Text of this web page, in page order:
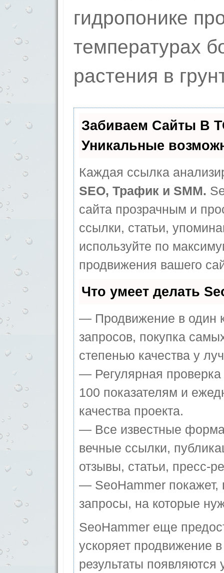
гидропонике
температурах
растения в
Забиваем Сайты В
Уникальные
Каждая ссылка
SEO, Трафик и SMM.
сайта прозрачным и
ссылки, статьи,
используйте по
продвижения вашего
Что умеет делать
— Продвижение в один
запросов, покупка
степенью качества у
— Регулярная
100 показателям и
качества проекта.
— Все известные
вечные ссылки,
отзывы, статьи, пресс-
— SeoHammer покажет,
запросы, на которые
SeoHammer еще
ускоряет продвижение
результаты